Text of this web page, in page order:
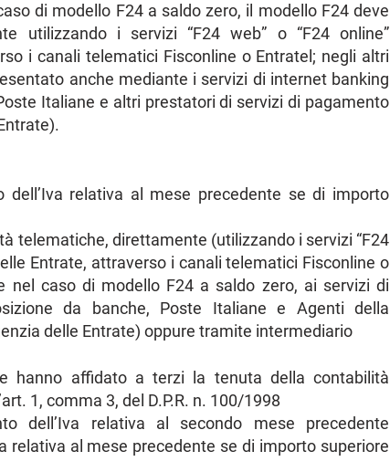
di modello F24 a saldo zero, il modello F24 deve
utilizzando i servizi “F24 web” o “F24 online”
i canali telematici Fisconline o Entratel; negli altri
anche mediante i servizi di internet banking
Italiane e altri prestatori di servizi di pagamento
dell’Iva relativa al mese precedente se di importo
telematiche, direttamente (utilizzando i servizi “F24
Entrate, attraverso i canali telematici Fisconline o
nel caso di modello F24 a saldo zero, ai servizi di
da banche, Poste Italiane e Agenti della
delle Entrate) oppure tramite intermediario
hanno affidato a terzi la tenuta della contabilità
1, comma 3, del D.P.R. n. 100/1998
dell’Iva relativa al secondo mese precedente
relativa al mese precedente se di importo superiore